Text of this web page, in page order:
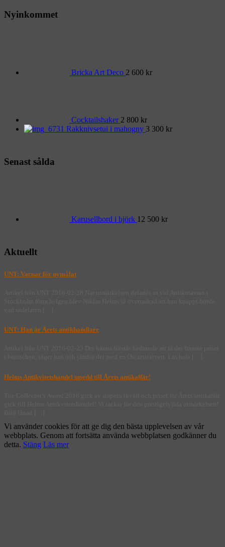
Nyinkommet
Bricka Art Deco 2 600 kr
Cocktailshaker 2 800 kr
Rakknivsetui i mahogny 3 300 kr
Senast sålda
Karusellbord i björk 12 500 kr
Aktuellt
UNT: Varnar för nymålat
UNT: Han är Årets antikhandlare
Helms Antikvitetshandel utsedd till Årets antikaffär!
Vi använder cookies för att ge dig den bästa upplevelsen av vår
webbplats. Genom att fortsätta använda webbplatsen godkänner du
detta. Stäng Läs mer